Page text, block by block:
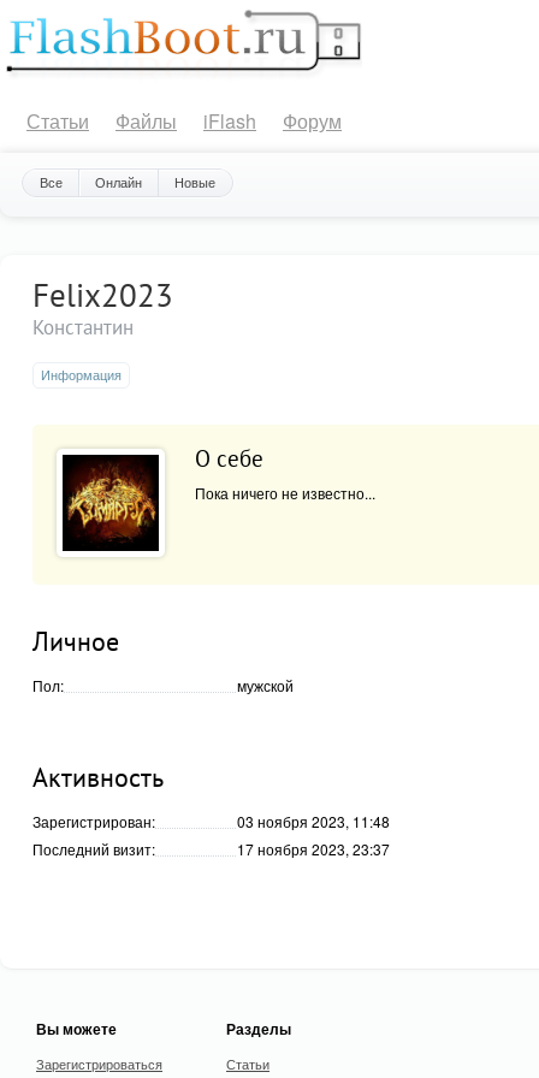
Статьи Файлы iFlash Форум
Все Онлайн Новые
Felix2023
Константин
Информация
О себе
Пока ничего не известно...
Личное
Пол: мужской
Активность
Зарегистрирован:
03 ноября 2023, 11:48
Последний визит:
17 ноября 2023, 23:37
Вы можете
Зарегистрироваться
Разделы
Статьи